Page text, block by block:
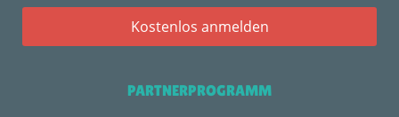
PARTNERPROGRAMM